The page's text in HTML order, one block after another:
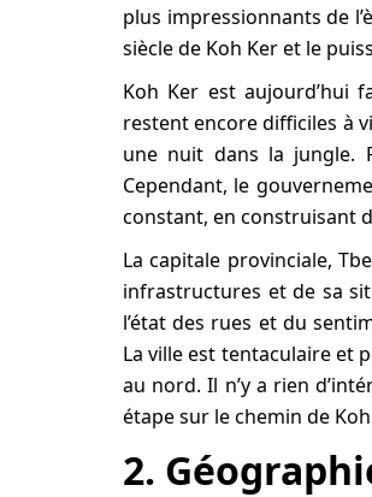
plus impressionnants de
siècle de Koh Ker et le
Koh Ker est aujourd’hui
restent encore difficiles à
une nuit dans la jungle.
Cependant, le
constant, en construisant
La capitale provinciale,
infrastructures et de sa
l’état des rues et du
La ville est tentaculaire et
au nord. Il n’y a rien
étape sur le chemin de
2.